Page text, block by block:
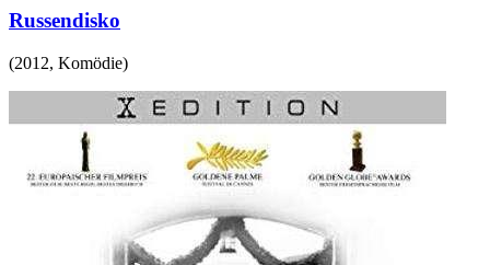
Russendisko
(2012, Komödie)